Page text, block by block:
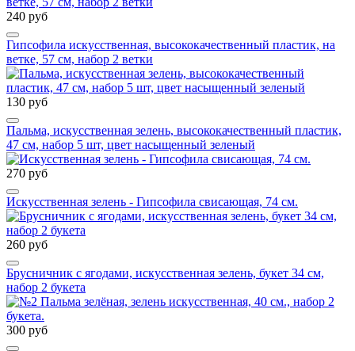
240 руб
Гипсофила искусственная, высококачественный пластик, на
ветке, 57 см, набор 2 ветки
130 руб
Пальма, искусственная зелень, высококачественный пластик,
47 см, набор 5 шт, цвет насыщенный зеленый
270 руб
Искусственная зелень - Гипсофила свисающая, 74 см.
260 руб
Брусничник с ягодами, искусственная зелень, букет 34 см,
набор 2 букета
300 руб